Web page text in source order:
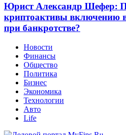
Юрист Александр Шефер:
криптоактивы включению
при банкротстве?
Новости
Финансы
Общество
Политика
Бизнес
Экономика
Технологии
Авто
Life